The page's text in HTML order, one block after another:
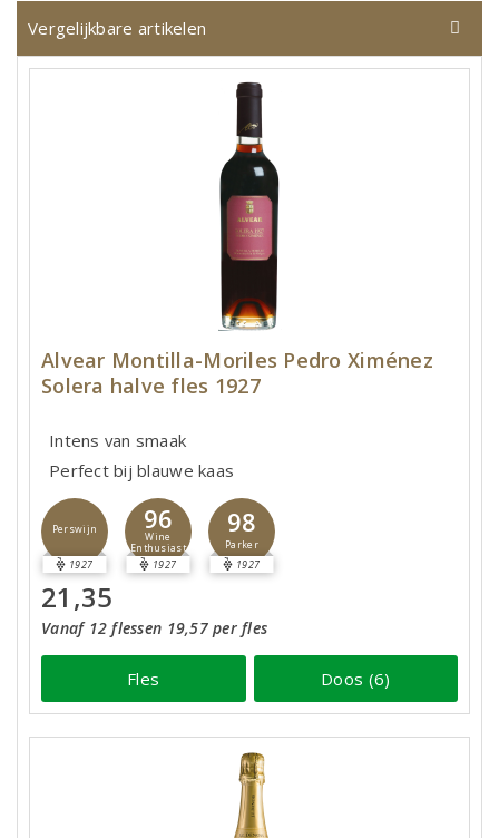
Vergelijkbare artikelen
Alvear Montilla-Moriles Pedro Ximénez
Solera halve fles 1927
Intens van smaak
Perfect bij blauwe kaas
Perswijn
1927
96
Wine
Enthusiast
1927
98
Parker
1927
21,35
Vanaf 12 flessen 19,57 per fles
Fles Doos (6)